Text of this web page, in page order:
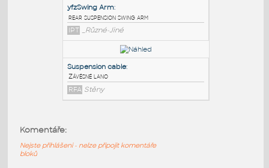
DWG Stlačený vzduch
Parrilla de suspencion
Závěs automobilového tlumiče
IPT Profily
IPT _Různé-Jiné
Komentáře:
Nejste přihlášeni - nelze připojit komentáře
bloků